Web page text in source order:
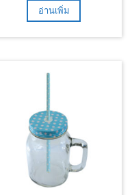
อ่านเพิ่ม